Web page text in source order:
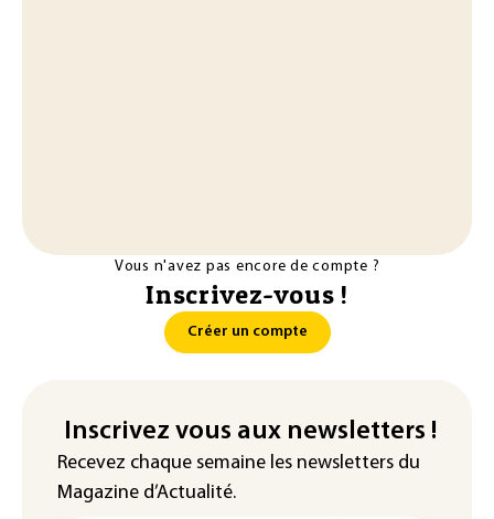
Vous n'avez pas encore de compte ?
Inscrivez-vous !
Créer un compte
Inscrivez vous aux newsletters !
Recevez chaque semaine les newsletters du
Magazine d’Actualité.